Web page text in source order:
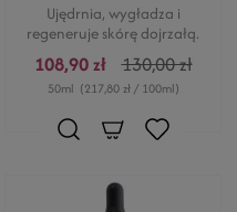
Ujędrnia, wygładza i
regeneruje skórę dojrzałą.
108,90 zł 130,00 zł
50ml (217,80 zł / 100ml)